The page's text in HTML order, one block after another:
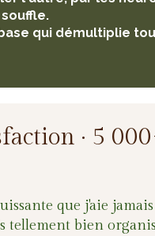
qui démultiplie
· 5
que j'aie
tellement bien